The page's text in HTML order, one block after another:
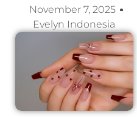
November 7, 2025
Evelyn Indonesia